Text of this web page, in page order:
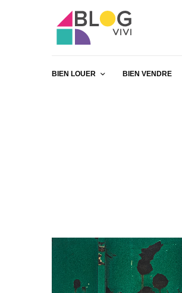
BIEN LOUER BIEN VENDRE